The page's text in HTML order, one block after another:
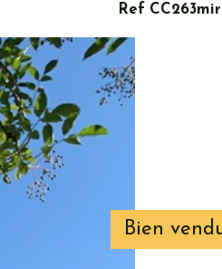
Bien
Ref CC263mir